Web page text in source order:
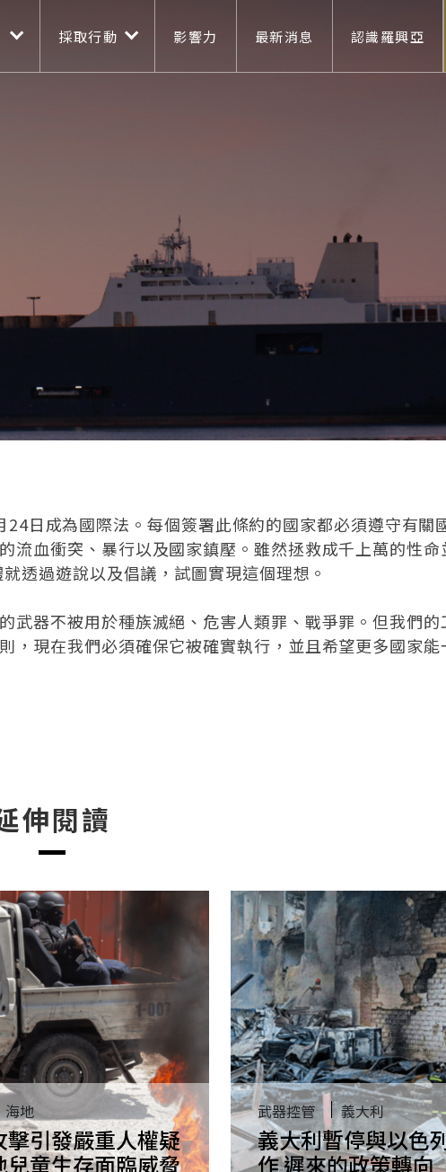
採取行動 影響力 最新消息 認識羅興亞
日成為國際法。每個簽署此條約的國家都必須遵守有關
流血衝突、暴行以及國家鎮壓。雖然拯救成千上萬的性命
透過遊說以及倡議，試圖實現這個理想。
武器不被用於種族滅絕、危害人類罪、戰爭罪。但我們的
現在我們必須確保它被確實執行，並且希望更多國家能
伸閱讀
海地
擊引發嚴重人權疑
兒童生存面臨威脅
武器控管 義大利
義大利暫停與以色
作 遲來的政策轉向